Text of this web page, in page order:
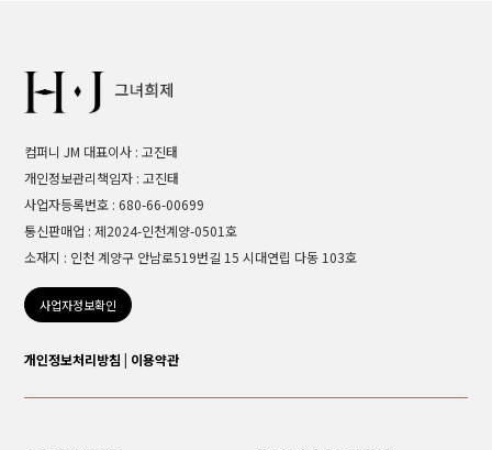
컴퍼니 JM 대표이사 : 고진태
개인정보관리책임자 : 고진태
사업자등록번호 : 680-66-00699
통신판매업 : 제2024-인천계양-0501호
소재지 : 인천 계양구 안남로519번길 15 시대연립 다동 103호
사업자정보확인
개인정보처리방침 | 이용약관